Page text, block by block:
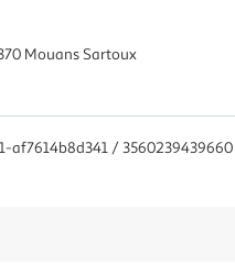
Mouans Sartoux
af7614b8d341 / 3560239439660